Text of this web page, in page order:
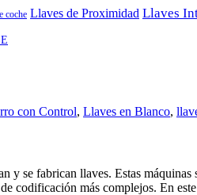
coche Llaves de Proximidad Llaves
con Control, Llaves en Blanco,
se fabrican llaves. Estas
codificación más complejos. En